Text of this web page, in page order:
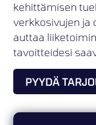
kehittämisen
verkkosivujen ja
auttaa
tavoitteidesi
PYYDÄ